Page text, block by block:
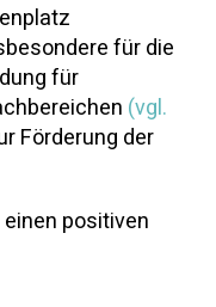
für die
für
(vgl.
Förderung der
positiven